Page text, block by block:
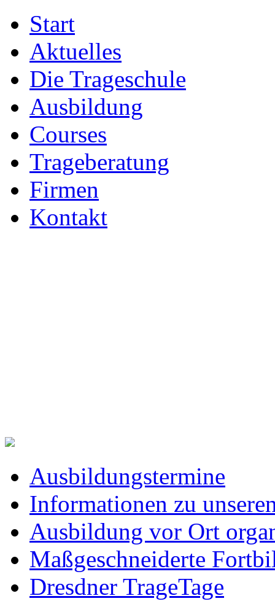
Start
Aktuelles
Die Trageschule
Ausbildung
Courses
Trageberatung
Firmen
Kontakt
Ausbildungstermine
Informationen zu
Ausbildung vor Ort
Maßgeschneiderte
Dresdner TrageTage